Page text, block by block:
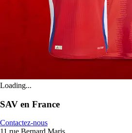
Loading...
SAV en France
Contactez-nous